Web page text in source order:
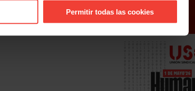
Permitir todas las cookies